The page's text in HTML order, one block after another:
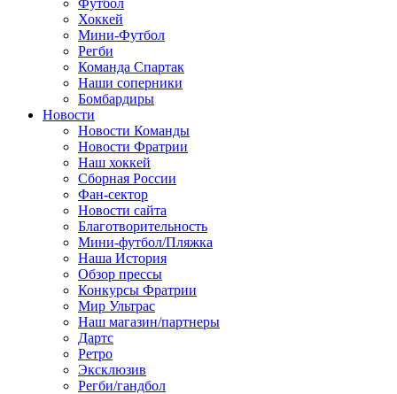
Футбол
Хоккей
Мини-Футбол
Регби
Команда Спартак
Наши соперники
Бомбардиры
Новости
Новости Команды
Новости Фратрии
Наш хоккей
Сборная России
Фан-cектор
Новости сайта
Благотворительность
Мини-футбол/Пляжка
Наша История
Обзор прессы
Конкурсы Фратрии
Мир Ультрас
Наш магазин/партнеры
Дартс
Ретро
Эксклюзив
Регби/гандбол